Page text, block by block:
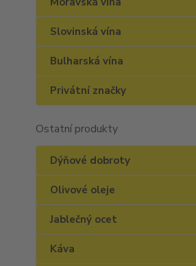
Slovinská vína
Bulharská vína
Privátní značky
Ostatní produkty
Dýňové dobroty
Olivové oleje
Jablečný ocet
Káva